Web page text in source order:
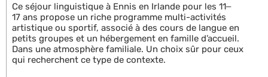
Ce séjour linguistique à Ennis en Irlande pour les 11–
17 ans propose un riche programme multi-activités
artistique ou sportif, associé à des cours de langue en
petits groupes et un hébergement en famille d’accueil.
Dans une atmosphère familiale. Un choix sûr pour ceux
qui recherchent ce type de contexte.